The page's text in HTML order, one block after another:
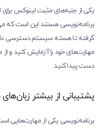
یکی از جنبه‌های مثبت لینوکس برای
برنامه‌نویسی هستند این است که
گرفته تا هسته سیستم دسترسی
مهارت‌های خود را آزمایش کنید و
دست پیدا کنید.
پشتیبانی از بیشتر زبان‌های
برنامه‌نویسی یکی از مهارت‌هایی